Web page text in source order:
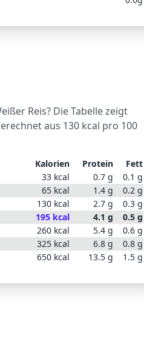
Reis? Die Tabelle zeigt
aus 130 kcal pro 100
Kalorien Protein
Fett
33 kcal 0.7 g 0.1 g
65 kcal 1.4 g 0.2 g
130 kcal 2.7 g 0.3 g
195 kcal 4.1 g 0.5 g
260 kcal 5.4 g 0.6 g
325 kcal 6.8 g 0.8 g
650 kcal 13.5 g 1.5 g